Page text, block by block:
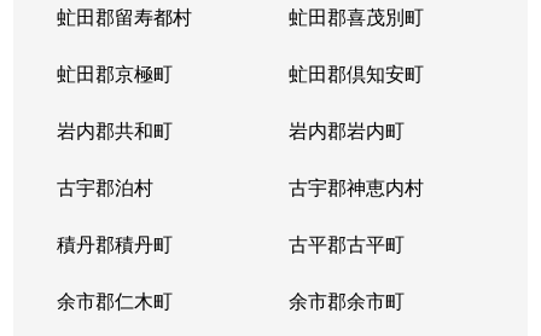
虻田郡留寿都村 虻田郡喜茂別町
虻田郡京極町 虻田郡倶知安町
岩内郡共和町 岩内郡岩内町
古宇郡泊村 古宇郡神恵内村
積丹郡積丹町 古平郡古平町
余市郡仁木町 余市郡余市町